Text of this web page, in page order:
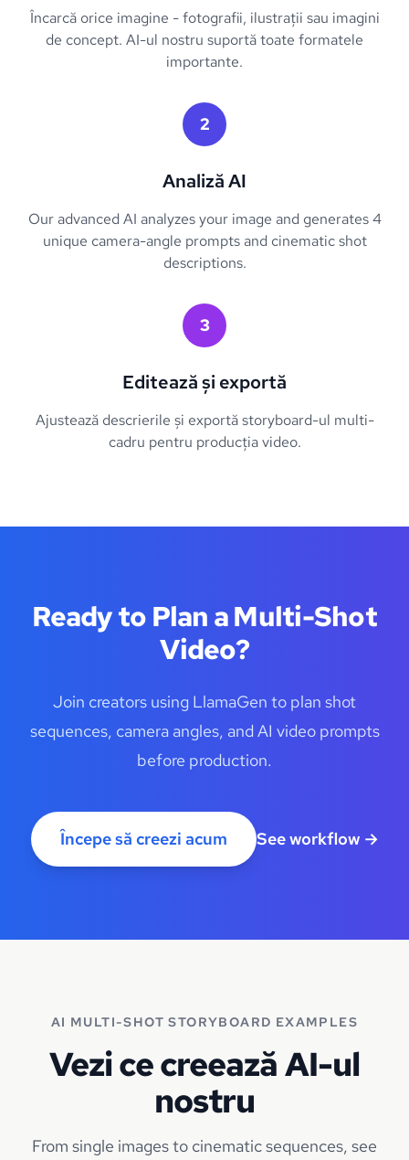
Încarcă orice imagine - fotografii, ilustrații sau imagini
de concept. AI-ul nostru suportă toate formatele
importante.
2
Analiză AI
Our advanced AI analyzes your image and generates 4
unique camera-angle prompts and cinematic shot
descriptions.
3
Editează și exportă
Ajustează descrierile și exportă storyboard-ul multi-
cadru pentru producția video.
Ready to Plan a Multi-Shot
Video?
Join creators using LlamaGen to plan shot
sequences, camera angles, and AI video prompts
before production.
Începe să creezi acum See workflow →
AI MULTI-SHOT STORYBOARD EXAMPLES
Vezi ce creează AI-ul
nostru
From single images to cinematic sequences, see